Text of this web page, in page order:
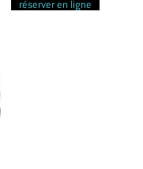
réserver en ligne